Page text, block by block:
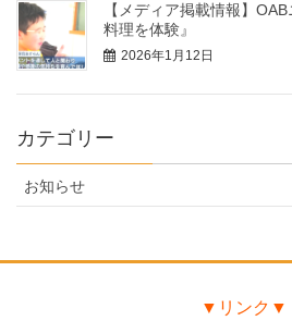
【メディア掲載情報】
料理を体験』
2026年1月12日
カテゴリー
お知らせ
▼リンク▼